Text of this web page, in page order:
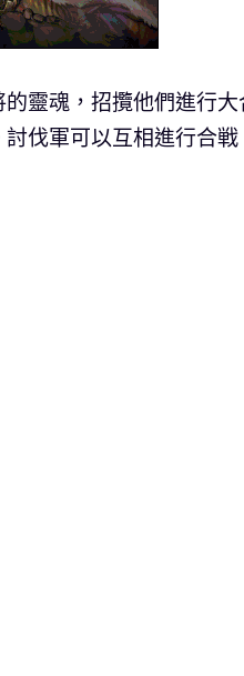
靈魂，招攬他們進行大
伐軍可以互相進行合戦